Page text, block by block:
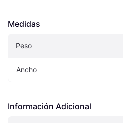
Medidas
Peso
Ancho
Información Adicional